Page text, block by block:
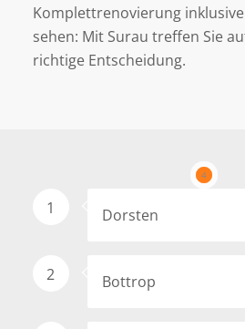
Komplettrenovierung
sehen: Mit Surau treffen Sie
richtige Entscheidung.
1
2
3
4
1 Dorsten
2 Bottrop